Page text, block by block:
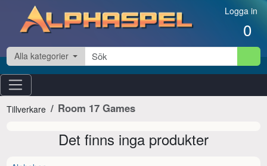
Hoppa till innehåll Logga in
0
Alla kategorier
Tillverkare Room 17 Games
Det finns inga produkter